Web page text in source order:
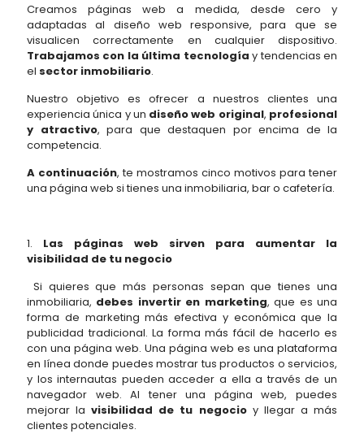
Creamos páginas web a medida, desde cero y
adaptadas al diseño web responsive, para que se
visualicen correctamente en cualquier dispositivo.
Trabajamos con la última tecnología y tendencias en
el sector inmobiliario.
Nuestro objetivo es ofrecer a nuestros clientes una
experiencia única y un diseño web original, profesional
y atractivo, para que destaquen por encima de la
competencia.
A continuación, te mostramos cinco motivos para tener
una página web si tienes una inmobiliaria, bar o cafetería.
1. Las páginas web sirven para aumentar la
visibilidad de tu negocio
Si quieres que más personas sepan que tienes una
inmobiliaria, debes invertir en marketing, que es una
forma de marketing más efectiva y económica que la
publicidad tradicional. La forma más fácil de hacerlo es
con una página web. Una página web es una plataforma
en línea donde puedes mostrar tus productos o servicios,
y los internautas pueden acceder a ella a través de un
navegador web. Al tener una página web, puedes
mejorar lavisibilidad de tu negocioy llegar a más
clientes potenciales.